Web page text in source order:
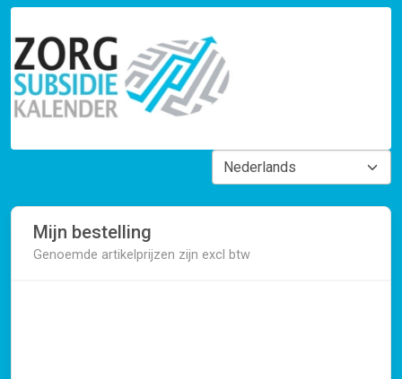
Mijn bestelling
Genoemde artikelprijzen zijn excl btw